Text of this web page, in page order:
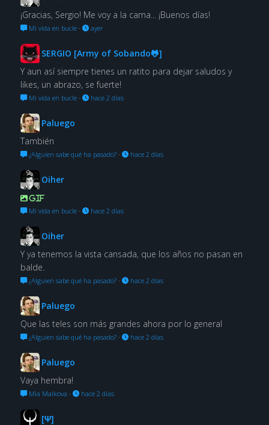
¡Gracias, Sergio! Me voy a la cama... ¡Buenos días!
Mi vida en bucle· ayer
SERGIO [Army of Sobando🐸]
Y aun así siempre tienes un ratito para dejar saludos y
likes, un abrazo, se fuerte!
Mi vida en bucle· hace 2 días
Paluego
También
¿Alguien sabe qué ha pasado?· hace 2 días
Oiher
GIF
Mi vida en bucle· hace 2 días
Oiher
Y ya tenemos la vista cansada, que los años no pasan en
balde.
¿Alguien sabe qué ha pasado?· hace 2 días
Paluego
Que las teles son más grandes ahora por lo general
¿Alguien sabe qué ha pasado?· hace 2 días
Paluego
Vaya hembra!
Mia Malkova · hace 2 días
[Ψ]